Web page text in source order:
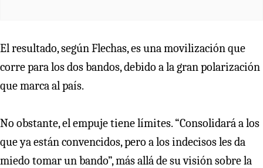
El resultado, según Flechas, es una movilización que
corre para los dos bandos, debido a la gran polarización
que marca al país.
No obstante, el empuje tiene límites. “Consolidará a los
que ya están convencidos, pero a los indecisos les da
miedo tomar un bando”, más allá de su visión sobre la